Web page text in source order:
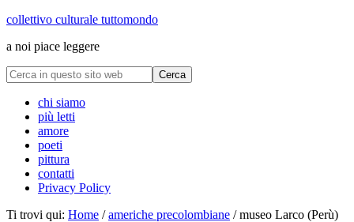
collettivo culturale tuttomondo
a noi piace leggere
chi siamo
più letti
amore
poeti
pittura
contatti
Privacy Policy
Ti trovi qui: Home / americhe precolombiane /museo Larco (Perù)